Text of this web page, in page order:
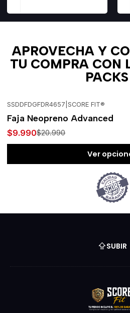
APROVECHA Y
TU COMPRA CON
SSDDFDGFDR4657 |SCORE FIT®
Faja Neopreno Advanced
$9.990$20.990
Ver
SUBIR